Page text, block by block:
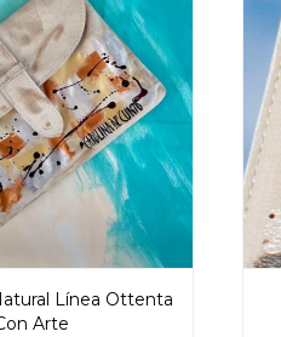
Línea Ottenta
Arte